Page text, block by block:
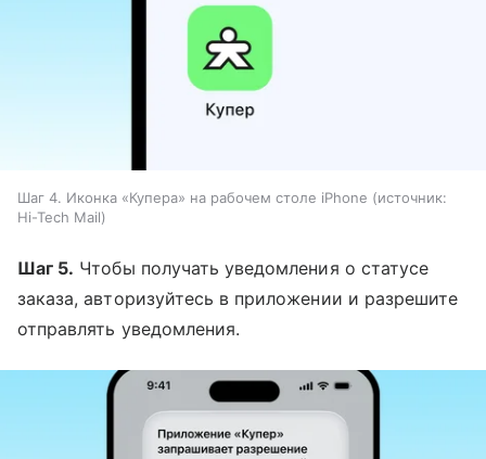
Шаг 4. Иконка «Купера» на рабочем столе iPhone
источник:
Hi-Tech Mail
Шаг 5. Чтобы получать уведомления о статусе
заказа, авторизуйтесь в приложении и разрешите
отправлять уведомления.